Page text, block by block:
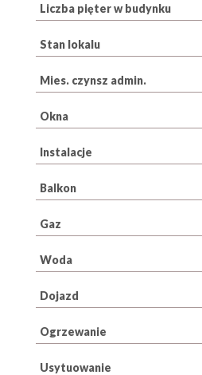
Liczba pięter w budynku
Stan lokalu
Mies. czynsz admin.
Okna
Instalacje
Balkon
Gaz
Woda
Dojazd
Ogrzewanie
Usytuowanie